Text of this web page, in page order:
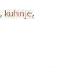
, kuhinje,